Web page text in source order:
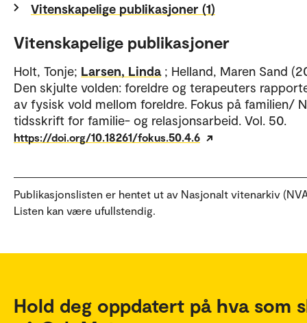
Vitenskapelige publikasjoner (1)
Vitenskapelige publikasjoner
Holt, Tonje; Larsen, Linda ; Helland, Maren Sand
Den skjulte volden: foreldre og terapeuters
av fysisk vold mellom foreldre. Fokus på familien/
tidsskrift for familie- og relasjonsarbeid. Vol. 50.
https://doi.org/10.18261/fokus.50.4.6
Publikasjonslisten er hentet ut av Nasjonalt vitenarkiv
Listen kan være ufullstendig.
Hold deg oppdatert på hva som